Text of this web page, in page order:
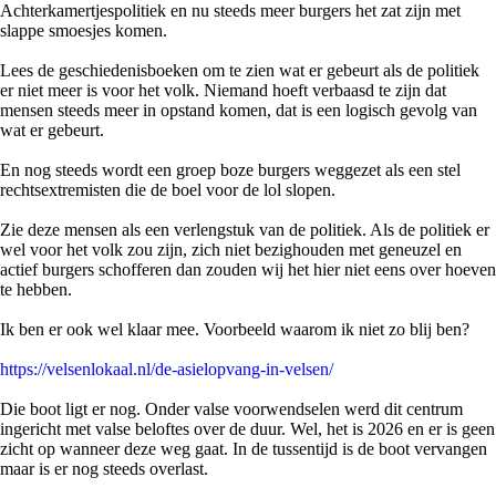
Achterkamertjespolitiek en nu steeds meer burgers het zat zijn met
slappe smoesjes komen.
Lees de geschiedenisboeken om te zien wat er gebeurt als de politiek
er niet meer is voor het volk. Niemand hoeft verbaasd te zijn dat
mensen steeds meer in opstand komen, dat is een logisch gevolg van
wat er gebeurt.
En nog steeds wordt een groep boze burgers weggezet als een stel
rechtsextremisten die de boel voor de lol slopen.
Zie deze mensen als een verlengstuk van de politiek. Als de politiek er
wel voor het volk zou zijn, zich niet bezighouden met geneuzel en
actief burgers schofferen dan zouden wij het hier niet eens over hoeven
te hebben.
Ik ben er ook wel klaar mee. Voorbeeld waarom ik niet zo blij ben?
https://velsenlokaal.nl/de-asielopvang-in-velsen/
Die boot ligt er nog. Onder valse voorwendselen werd dit centrum
ingericht met valse beloftes over de duur. Wel, het is 2026 en er is geen
zicht op wanneer deze weg gaat. In de tussentijd is de boot vervangen
maar is er nog steeds overlast.